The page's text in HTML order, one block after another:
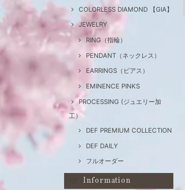
COLORLESS DIAMOND 【GIA】
JEWELRY
RING（指輪）
PENDANT（ネックレス）
EARRINGS（ピアス）
EMINENCE PINKS
PROCESSING (ジュエリー加
工）
DEF PREMIUM COLLECTION
DEF DAILY
フルオーダー
Information